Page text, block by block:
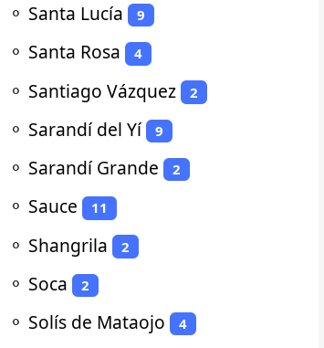
⚬ Santa Lucía 9
⚬ Santa Rosa 4
⚬ Santiago Vázquez 2
⚬ Sarandí del Yí 9
⚬ Sarandí Grande 2
⚬ Sauce 11
⚬ Shangrila 2
⚬ Soca 2
⚬ Solís de Mataojo 4